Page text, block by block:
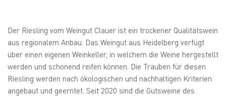
Der Riesling vom Weingut Clauer ist ein trockener Qualitätswein
aus regionalem Anbau. Das Weingut aus Heidelberg verfügt
über einen eigenen Weinkeller, in welchem die Weine hergestellt
werden und schonend reifen können. Die Trauben für diesen
Riesling werden nach ökologischen und nachhaltigen Kriterien
angebaut und geerntet. Seit 2020 sind die Gutsweine des